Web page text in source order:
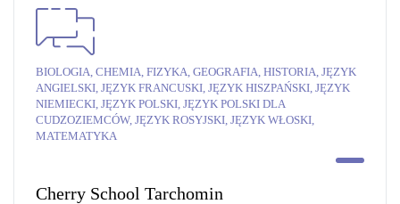
BIOLOGIA, CHEMIA, FIZYKA, GEOGRAFIA, HISTORIA, JĘZYK
ANGIELSKI, JĘZYK FRANCUSKI, JĘZYK HISZPAŃSKI, JĘZYK
NIEMIECKI, JĘZYK POLSKI, JĘZYK POLSKI DLA
CUDZOZIEMCÓW, JĘZYK ROSYJSKI, JĘZYK WŁOSKI,
MATEMATYKA
Cherry School Tarchomin